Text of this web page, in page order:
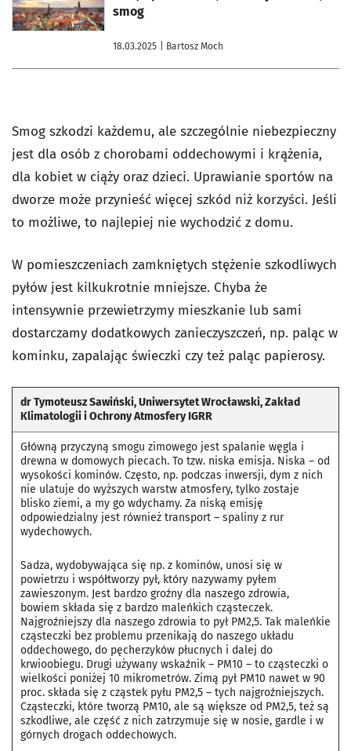
smog
18.03.2025 | Bartosz Moch
Smog szkodzi każdemu, ale szczególnie niebezpieczny
jest dla osób z chorobami oddechowymi i krążenia,
dla kobiet w ciąży oraz dzieci. Uprawianie sportów na
dworze może przynieść więcej szkód niż korzyści. Jeśli
to możliwe, to najlepiej nie wychodzić z domu.
W pomieszczeniach zamkniętych stężenie szkodliwych
pyłów jest kilkukrotnie mniejsze. Chyba że
intensywnie przewietrzymy mieszkanie lub sami
dostarczamy dodatkowych zanieczyszczeń, np. paląc w
kominku, zapalając świeczki czy też paląc papierosy.
dr Tymoteusz Sawiński, Uniwersytet Wrocławski, Zakład
Klimatologii i Ochrony Atmosfery IGRR
Główną przyczyną smogu zimowego jest spalanie węgla i
drewna w domowych piecach. To tzw. niska emisja. Niska – od
wysokości kominów. Często, np. podczas inwersji, dym z nich
nie ulatuje do wyższych warstw atmosfery, tylko zostaje
blisko ziemi, a my go wdychamy. Za niską emisję
odpowiedzialny jest również transport – spaliny z rur
wydechowych.
Sadza, wydobywająca się np. z kominów, unosi się w
powietrzu i współtworzy pył, który nazywamy pyłem
zawieszonym. Jest bardzo groźny dla naszego zdrowia,
bowiem składa się z bardzo maleńkich cząsteczek.
Najgroźniejszy dla naszego zdrowia to pył PM2,5. Tak maleńkie
cząsteczki bez problemu przenikają do naszego układu
oddechowego, do pęcherzyków płucnych i dalej do
krwioobiegu. Drugi używany wskaźnik – PM10 – to cząsteczki o
wielkości poniżej 10 mikrometrów. Zimą pył PM10 nawet w 90
proc. składa się z cząstek pyłu PM2,5 – tych najgroźniejszych.
Cząsteczki, które tworzą PM10, ale są większe od PM2,5, też są
szkodliwe, ale część z nich zatrzymuje się w nosie, gardle i w
górnych drogach oddechowych.